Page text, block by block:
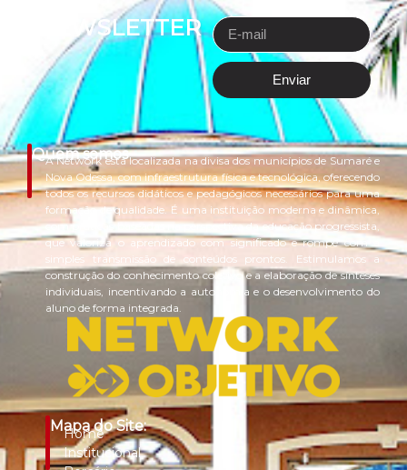
NEWSLETTER
Enviar
Quem somos
A Network está localizada na divisa dos municípios de Sumaré e
Nova Odessa, com infraestrutura física e tecnológica, oferecendo
todos os recursos didáticos e pedagógicos necessários para uma
formação de qualidade. É uma instituição moderna e dinâmica,
com práticas baseadas na perspectiva da educação progressista,
que valoriza o aprendizado com significado e rompe com a
simples transmissão de conteúdos prontos. Estimulamos a
construção do conhecimento coletivo e a elaboração de sínteses
individuais, incentivando a autonomia e o desenvolvimento do
aluno de forma integrada.
Mapa do Site:
Home
Institucional